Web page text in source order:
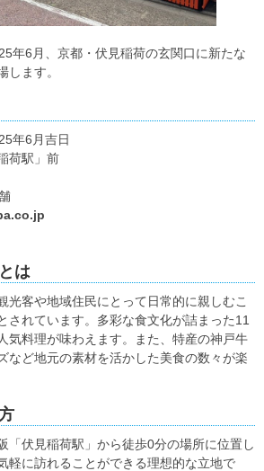
年6月、京都・伏見稲荷の玄関口に新たな
します。
年6月吉日
荷駅」前
は
光客や地域住民にとって日常的に親しむこ
されています。多彩な食文化が詰まった11
気料理が味わえます。また、特産の神戸牛
など地元の素材を活かした美食の数々が楽
「伏見稲荷駅」から徒歩0分の場所に位置し
軽に訪れることができる理想的な立地で